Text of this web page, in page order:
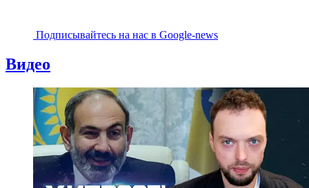
Подписывайтесь на наc в Google-news
Видео